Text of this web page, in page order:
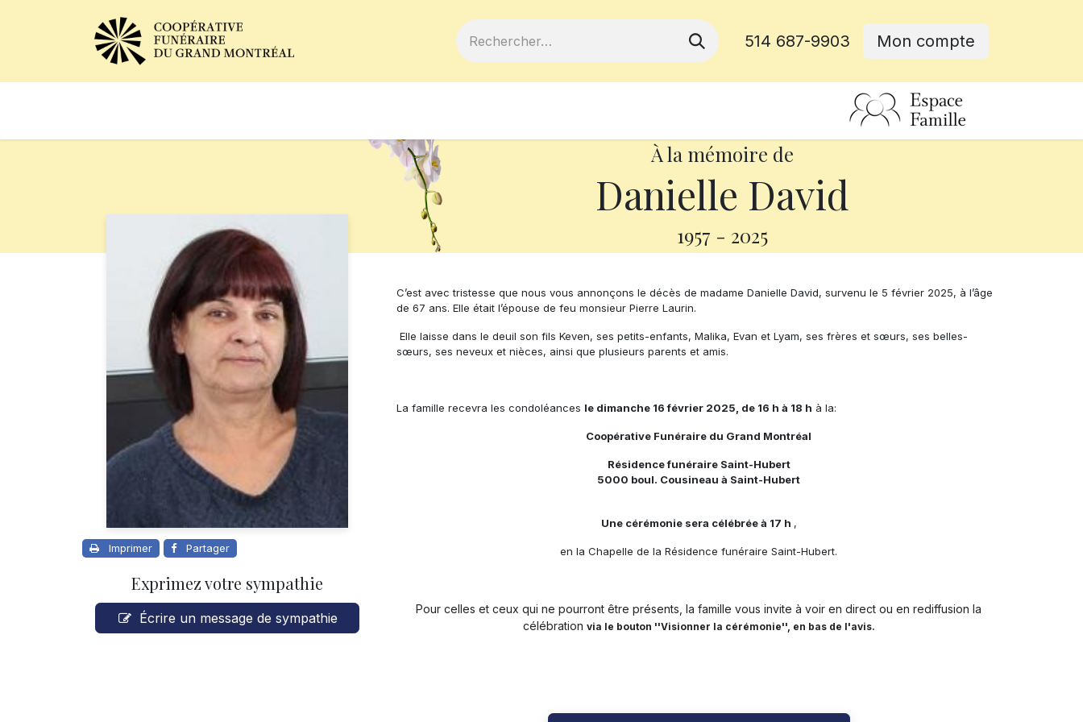
514 687-9903 Mon compte
À la mémoire de
Danielle David
1957 - 2025
Imprimer Partager
Exprimez votre sympathie
Écrire un message de sympathie
C’est avec tristesse que nous vous annonçons le décès de madame Danielle David, survenu le 5 février 2025, à l’âge
de 67 ans. Elle était l’épouse de feu monsieur Pierre Laurin.
Elle laisse dans le deuil son fils Keven, ses petits-enfants, Malika, Evan et Lyam, ses frères et sœurs, ses belles-
sœurs, ses neveux et nièces, ainsi que plusieurs parents et amis.
La famille recevra les condoléances le dimanche 16 février 2025, de 16 h à 18 h à la:
Coopérative Funéraire du Grand Montréal
Résidence funéraire Saint-Hubert
5000 boul. Cousineau à Saint-Hubert
Une cérémonie sera célébrée à 17 h ,
en la Chapelle de la Résidence funéraire Saint-Hubert.
Pour celles et ceux qui ne pourront être présents, la famille vous invite à voir en direct ou en rediffusion la
célébration via le bouton ''Visionner la cérémonie'', en bas de l'avis.